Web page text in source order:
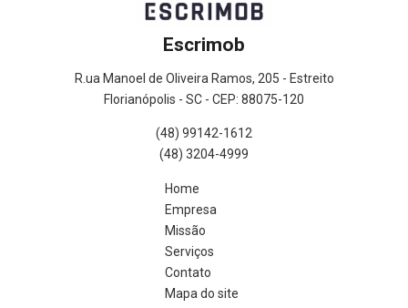
Escrimob
R.ua Manoel de Oliveira Ramos, 205 - Estreito
Florianópolis - SC - CEP: 88075-120
(48) 99142-1612
(48) 3204-4999
Home
Empresa
Missão
Serviços
Contato
Mapa do site